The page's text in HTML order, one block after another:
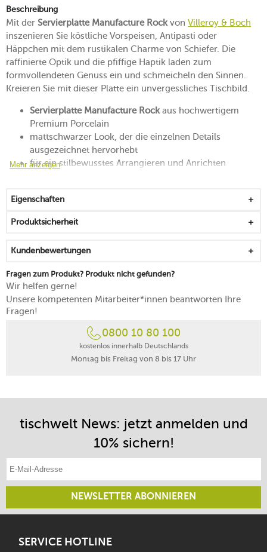
Beschreibung
Mit der Servierplatte Manufacture Rockvon Villeroy & Boch
inszenieren Sie köstliche Vorspeisen, Antipasti oder
Häppchen mit dem rustikalen Charme von Schiefer. Die
raffinierte Optik und die pfiffige Haptik laden zum
formvollendeten Genuss ein und schmeicheln den Sinnen.
Kreieren Sie mit dieser Platte ein unvergessliches Tischbild.
Servierplatte Manufacture Rockaus hochwertigem
Premium Porcelain
mattschwarzer Look, der die einzelnen Details
ausgezeichnet hervorhebt
für ein stilbewusstes Arrangieren und Anrichten
stapelbar, langlebig und handlich
mikrowellengeeignet
Mehr anzeigen
Eigenschaften
Produktsicherheit
Kundenbewertungen
Fragen zum Produkt? Produkt nicht gefunden?
Wir helfen gerne!
Unsere kompetenten Mitarbeiter*innen beantworten Ihre
Fragen!
0800 10 80 100
kostenlos innerhalb Deutschlands
Montag bis Freitag von 8 bis 17 Uhr
tischwelt News: jetzt anmelden und
10% sichern!
NEWSLETTER ABONNIEREN
SERVICE HOTLINE